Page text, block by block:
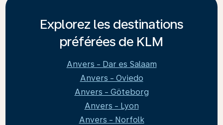
Explorez les destinations
préférées de KLM
Anvers - Dar es Salaam
Anvers - Oviedo
Anvers - Göteborg
Anvers - Lyon
Anvers - Norfolk